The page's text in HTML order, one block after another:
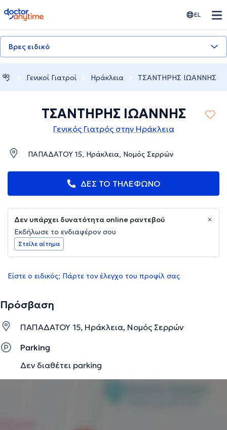
doctoranytime EL
Βρες ειδικό
Γενικοί Γιατροί Ηράκλεια ΤΣΑΝΤΗΡΗΣ ΙΩΑΝΝΗΣ
ΤΣΑΝΤΗΡΗΣ ΙΩΑΝΝΗΣ
Γενικός Γιατρός στην Ηράκλεια
ΠΑΠΑΔΑΤΟΥ 15, Ηράκλεια, Νομός Σερρών
ΔΕΣ ΤΟ ΤΗΛΕΦΩΝΟ
Δεν υπάρχει δυνατότητα online ραντεβού
Εκδήλωσε το ενδιαφέρον σου
Στείλε αίτημα
Είστε ο ειδικός; Πάρτε τον έλεγχο του προφίλ σας
Πρόσβαση
ΠΑΠΑΔΑΤΟΥ 15, Ηράκλεια, Νομός Σερρών
Parking
Δεν διαθέτει parking